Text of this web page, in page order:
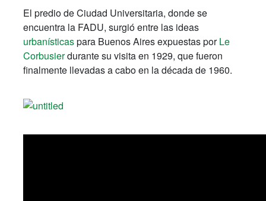
El predio de Ciudad Universitaria, donde se
encuentra la FADU, surgió entre las ideas
urbanísticaspara Buenos Aires expuestas porLe
Corbusierdurante su visita en 1929, que fueron
finalmente llevadas a cabo en la década de 1960.